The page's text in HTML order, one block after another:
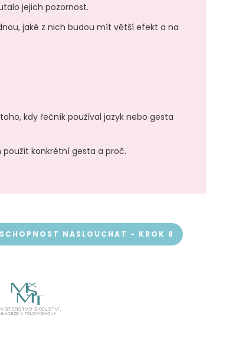
jejich pozornost.
jaké z nich budou mít větší efekt a na
kdy řečník používal jazyk nebo gesta
konkrétní gesta a proč.
SCHOPNOST NASLOUCHAT - KROK 8